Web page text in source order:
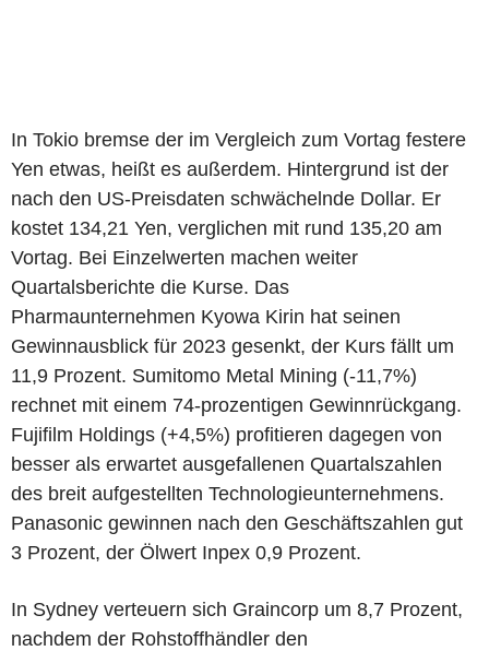
In Tokio bremse der im Vergleich zum Vortag festere
Yen etwas, heißt es außerdem. Hintergrund ist der
nach den US-Preisdaten schwächelnde Dollar. Er
kostet 134,21 Yen, verglichen mit rund 135,20 am
Vortag. Bei Einzelwerten machen weiter
Quartalsberichte die Kurse. Das
Pharmaunternehmen Kyowa Kirin hat seinen
Gewinnausblick für 2023 gesenkt, der Kurs fällt um
11,9 Prozent. Sumitomo Metal Mining (-11,7%)
rechnet mit einem 74-prozentigen Gewinnrückgang.
Fujifilm Holdings (+4,5%) profitieren dagegen von
besser als erwartet ausgefallenen Quartalszahlen
des breit aufgestellten Technologieunternehmens.
Panasonic gewinnen nach den Geschäftszahlen gut
3 Prozent, der Ölwert Inpex 0,9 Prozent.
In Sydney verteuern sich Graincorp um 8,7 Prozent,
nachdem der Rohstoffhändler den